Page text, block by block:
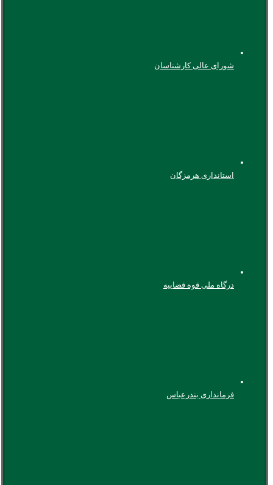
شورای عالی کارشناسان
استانداری هرمزگان
درگاه ملی قوه قضاییه
فرمانداری بندرعباس